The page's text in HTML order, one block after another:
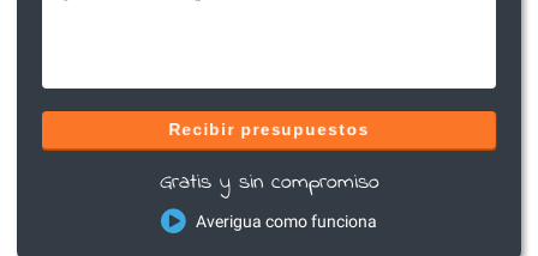
Recibir presupuestos
Gratis y sin compromiso
Averigua como funciona